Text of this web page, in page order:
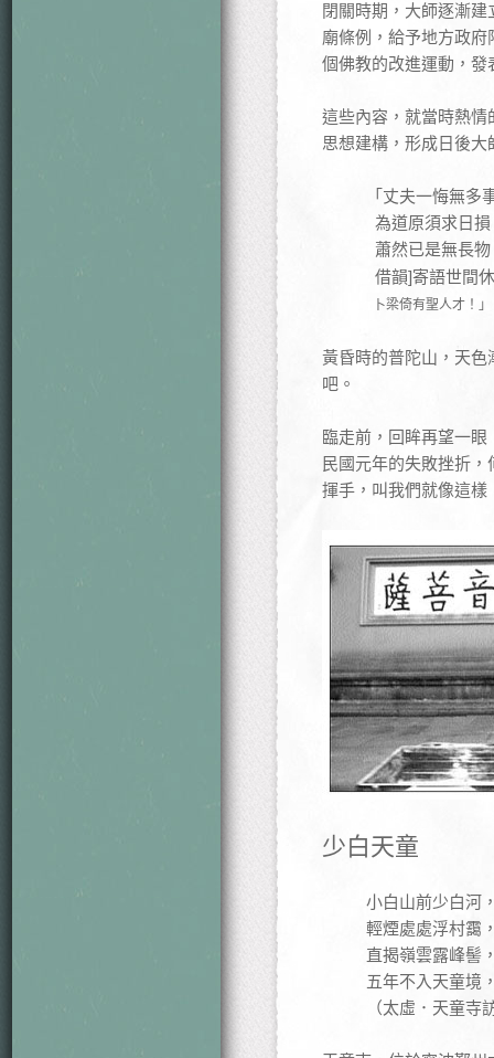
閉關時期，大師逐漸
廟條例，給予地方政
個佛教的改進運動，
這些內容，就當時熱
思想建構，形成日後
「丈夫一悔無多
為道原須求日
蕭然已是無長物
借韻]寄語世間
卜梁倚有聖人才！
黃昏時的普陀山，天
吧。
臨走前，回眸再望一
民國元年的失敗挫折
揮手，叫我們就像這
少白天童
小白山前少白河
輕煙處處浮村靄
直揭嶺雲露峰髻
五年不入天童境
（太虛．天童寺